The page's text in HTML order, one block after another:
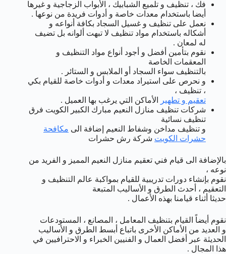
فك ، تنظيف و تلميع الشبابيك ، الأبواب الزجاجية و غيرها
أيضا باستخدام معدات خاصة و أدوات فريدة من نوعها .
نعمل على تنظيف و غسيل السجاد بكافة أنواعه و
أشكاله باستخدام مواد تنظيف لا تبهت ألوانه بل تضيف
له لمعان .
نقوم بتأمين أفضل و أجود أنواع مواد التنظيف و
المعقمات الخاصة
بالتنظيف سواء السجاد أو الملابس و الستائر .
و نحرص على استيراد معدات و أدوات خاصة للقيام بكي
، تنظيف ،
تعقيم و تطهير
الأماكن التي يرغب بها العميل .
شركات تنظيف منازل النعيم مبارك الكبير الكويت فرق
تنظيف نسائية
و تنظيف مداخن وشفاط النعيم إضافة الى مكافحة
حشرات الكويت شركة رش حشرات
بالإضافة الى قيام فني تعقيم منازل النعيم المميز و الفريد من
نوعه ،
نقوم بإنشاء دورات تدريبية للقيام بمواكبة عالم التنظيف و
التعقيم ، أحدث الطرق و الأساليب المتبعة
حديثا أثناء قيامنا بهذه الأعمال .
نقوم أيضاً القيام بتنظيف المعامل ، المصانع ، المستودعات
و العديد من الأماكن الأخرى باتباع أبسط الطرق و الأساليب
الحديثة عبر أفضل العمال و الفنيين الخبراء و الاحترافيين في
هذا المجال .